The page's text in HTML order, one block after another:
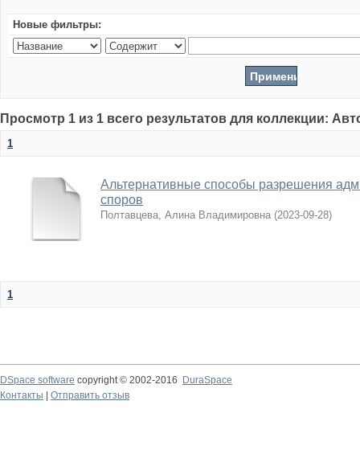
Новые фильтры:
Просмотр 1 из 1 всего результатов для коллекции:
1
Альтернативные способы разрешения
споров
Полтавцева, Алина Владимировна (2023-09-28)
1
DSpace software copyright © 2002-2016
DuraSpace
Контакты
Отправить отзыв